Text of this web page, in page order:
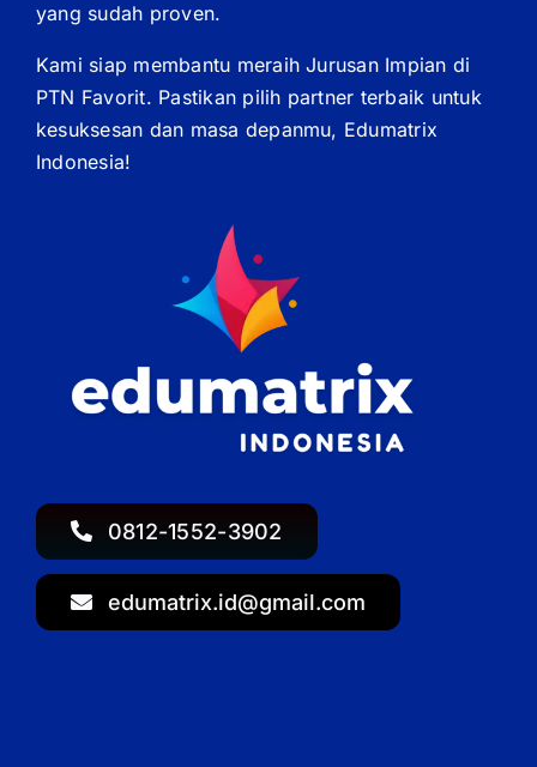
0812-1552-3902
edumatrix.id@gmail.com
yang sudah proven.
Kami siap membantu meraih Jurusan Impian di
PTN Favorit. Pastikan pilih partner terbaik untuk
kesuksesan dan masa depanmu, Edumatrix
Indonesia!